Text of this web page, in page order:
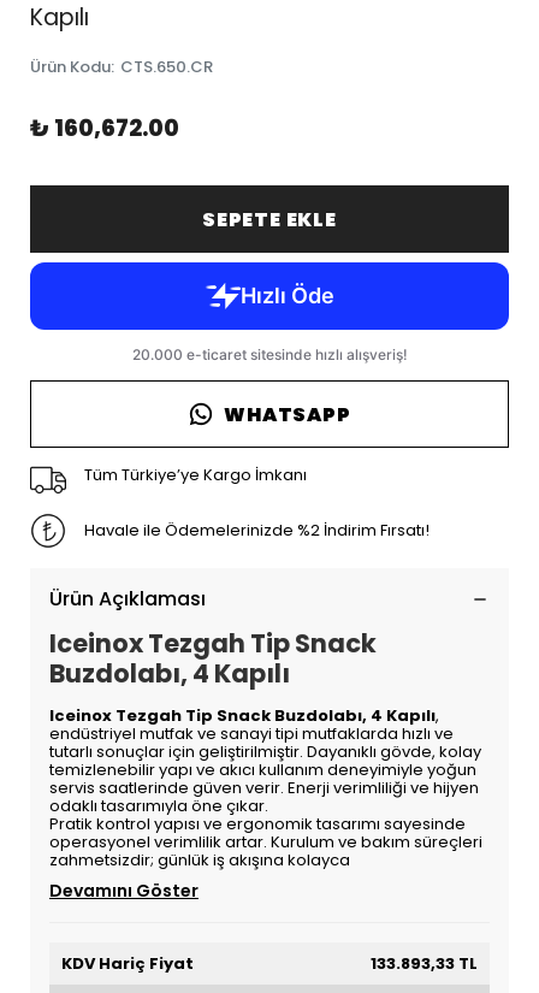
Kapılı
Ürün Kodu: CTS.650.CR
₺ 160,672.00
SEPETE EKLE
WHATSAPP
Tüm Türkiye’ye Kargo İmkanı
Havale ile Ödemelerinizde %2 İndirim Fırsatı!
Ürün Açıklaması
Iceinox Tezgah Tip Snack
Buzdolabı, 4 Kapılı
Iceinox Tezgah Tip Snack Buzdolabı, 4 Kapılı,
endüstriyel mutfak ve sanayi tipi mutfaklarda hızlı ve
tutarlı sonuçlar için geliştirilmiştir. Dayanıklı gövde, kolay
temizlenebilir yapı ve akıcı kullanım deneyimiyle yoğun
servis saatlerinde güven verir. Enerji verimliliği ve hijyen
odaklı tasarımıyla öne çıkar.
Pratik kontrol yapısı ve ergonomik tasarımı sayesinde
operasyonel verimlilik artar. Kurulum ve bakım süreçleri
zahmetsizdir; günlük iş akışına kolayca
Devamını Göster
KDV Hariç Fiyat
133.893,33 TL